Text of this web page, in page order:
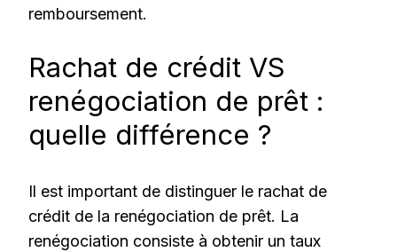
remboursement.
Rachat de crédit VS
renégociation de prêt :
quelle différence ?
Il est important de distinguer le rachat de
crédit de la renégociation de prêt. La
renégociation consiste à obtenir un taux